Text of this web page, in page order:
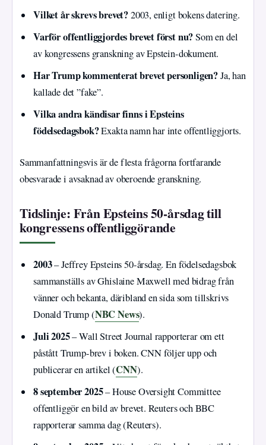
Vilket år skrevs brevet?2003, enligt bokens datering.
Varför offentliggjordes brevet först nu?Som en del
av kongressens granskning av Epstein-dokument.
Har Trump kommenterat brevet personligen?Ja, han
kallade det ”fake”.
Vilka andra kändisar finns i Epsteins
födelsedagsbok?Exakta namn har inte offentliggjorts.
Sammanfattningsvis är de flesta frågorna fortfarande
obesvarade i avsaknad av oberoende granskning.
Tidslinje: Från Epsteins 50-årsdag till
kongressens offentliggörande
2003– Jeffrey Epsteins 50-årsdag. En födelsedagsbok
sammanställs av Ghislaine Maxwell med bidrag från
vänner och bekanta, däribland en sida som tillskrivs
Donald Trump (NBC News).
Juli 2025– Wall Street Journal rapporterar om ett
påstått Trump-brev i boken. CNN följer upp och
publicerar en artikel (CNN).
8 september 2025– House Oversight Committee
offentliggör en bild av brevet. Reuters och BBC
rapporterar samma dag (Reuters).